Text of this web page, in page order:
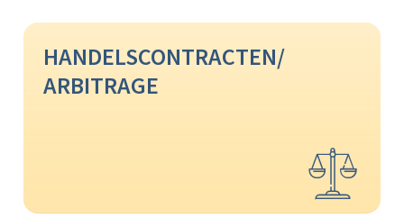
HANDELSCONTRACTEN/
ARBITRAGE